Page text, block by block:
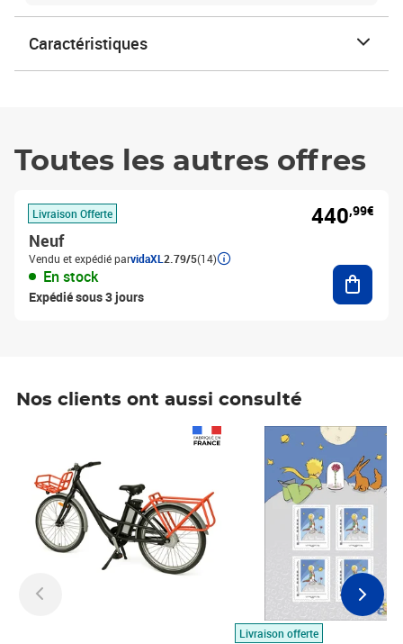
Caractéristiques
Toutes les autres offres
Livraison Offerte
Neuf
Vendu et expédié parvidaXL 2.79/5(14)
En stock
Expédié sous 3 jours
440,99€
Nos clients ont aussi consulté
Livraison offerte
Prix 7,50€